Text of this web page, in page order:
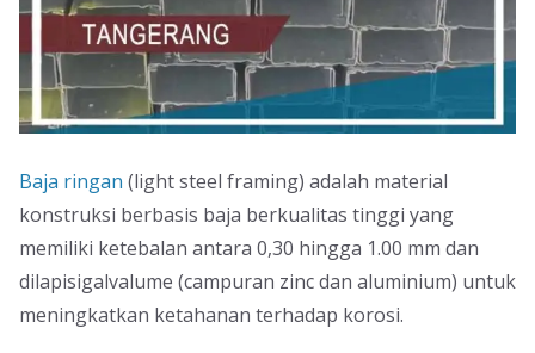
Baja ringan (light steel framing) adalah material
konstruksi berbasis baja berkualitas tinggi yang
memiliki ketebalan antara 0,30 hingga 1.00 mm dan
dilapisigalvalume (campuran zinc dan aluminium) untuk
meningkatkan ketahanan terhadap korosi.